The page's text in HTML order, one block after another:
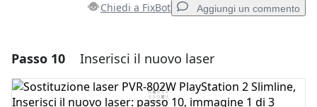
Chiedi a FixBot Aggiungi un commento
Aggiungi un commento
Aggiungi Commento
Passo 10 Inserisci il nuovo laser